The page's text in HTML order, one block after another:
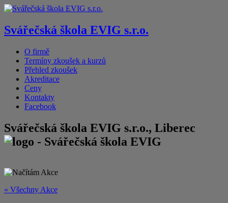
Svářečská škola EVIG s.r.o.
O firmě
Termíny zkoušek a kurzů
Přehled zkoušek
Akreditace
Ceny
Kontakty
Facebook
Svářečská škola EVIG s.r.o., Liberec
« Všechny Akce